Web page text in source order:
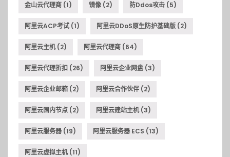
金山云代理商 (1) 镜像 (2) 防ddos攻击 (5)
阿里云ACP考试 (1) 阿里云DDoS原生防护基础版 (2)
阿里云主机(2) 阿里云代理商 (64)
阿里云代理折扣 (26) 阿里云企业网盘 (3)
阿里云企业邮箱 (2) 阿里云合作伙伴 (2)
阿里云国内节点 (2) 阿里云建站主机(3)
阿里云服务器 (19) 阿里云服务器 ECS (13)
阿里云虚拟主机(11)